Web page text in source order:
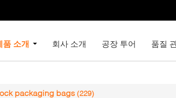
품 소개 회사 소개 공장 투어 품질
packaging bags (229)